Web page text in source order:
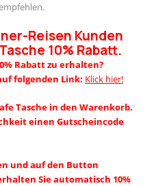
Reisen Kunden
10% Rabatt.
Rabatt zu erhalten?
folgenden Link: Klick hier!
Tasche in den Warenkorb.
einen Gutscheincode
und auf den Button
Sie automatisch 10%